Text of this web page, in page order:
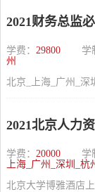
2021财务总监
学费： 29800 学
州
北京_上海_广州_深
2021北京人力
学费： 20000 学
上海_广州_深圳_杭
北京大学博雅酒店